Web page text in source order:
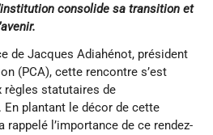
consolide sa transition et
de Jacques Adiahénot, président
(PCA), cette rencontre s’est
règles statutaires de
En plantant le décor de cette
rappelé l’importance de ce rendez-